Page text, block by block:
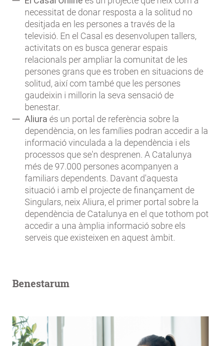
necessitat de donar resposta a la solitud no
desitjada en les persones a través de la
televisió. En el Casal es desenvolupen tallers,
activitats on es busca generar espais
relacionals per ampliar la comunitat de les
persones grans que es troben en situacions de
solitud, així com també que les persones
gaudeixin i millorin la seva sensació de
benestar.
Aliura és un portal de referència sobre la
dependència, on les famílies podran accedir a la
informació vinculada a la dependència i els
processos que se'n desprenen. A Catalunya
més de 97.000 persones acompanyen a
familiars dependents. Davant d'aquesta
situació i amb el projecte de finançament de
Singulars, neix Aliura, el primer portal sobre la
dependència de Catalunya en el que tothom pot
accedir a una àmplia informació sobre els
serveis que existeixen en aquest àmbit.
Benestarum